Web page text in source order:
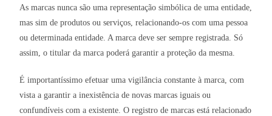
As marcas nunca são uma representação simbólica de uma entidade,
mas sim de produtos ou serviços, relacionando-os com uma pessoa
ou determinada entidade. A marca deve ser sempre registrada. Só
assim, o titular da marca poderá garantir a proteção da mesma.
É importantíssimo efetuar uma vigilância constante à marca, com
vista a garantir a inexistência de novas marcas iguais ou
confundíveis com a existente. O registro de marcas está relacionado